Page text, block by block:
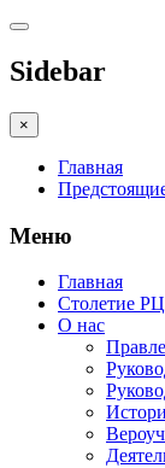
Sidebar
×
Главная
Меню
Главная
Столетие
О нас